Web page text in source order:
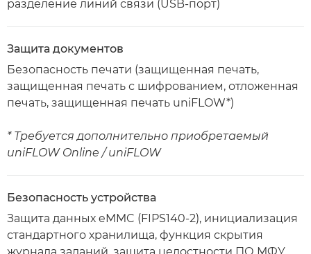
разделение линий связи (USB-порт)
Защита документов
Безопасность печати (защищенная печать,
защищенная печать с шифрованием, отложенная
печать, защищенная печать uniFLOW*)
* Требуется дополнительно приобретаемый
uniFLOW Online / uniFLOW
Безопасность устройства
Защита данных eMMC (FIPS140-2), инициализация
стандартного хранилища, функция скрытия